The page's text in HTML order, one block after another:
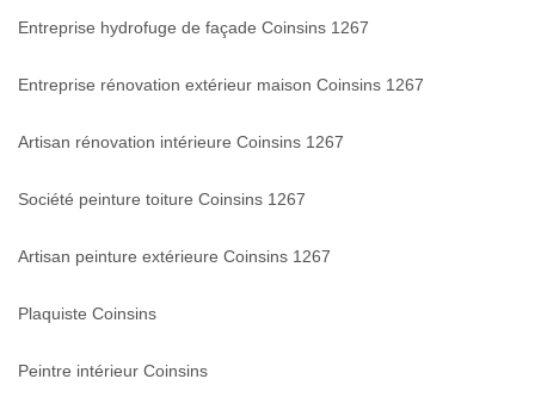
Entreprise hydrofuge de façade Coinsins 1267
Entreprise rénovation extérieur maison Coinsins 1267
Artisan rénovation intérieure Coinsins 1267
Société peinture toiture Coinsins 1267
Artisan peinture extérieure Coinsins 1267
Plaquiste Coinsins
Peintre intérieur Coinsins